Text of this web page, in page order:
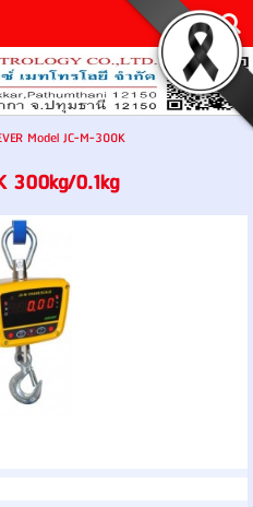
Model JC-M-300K
300kg/0.1kg